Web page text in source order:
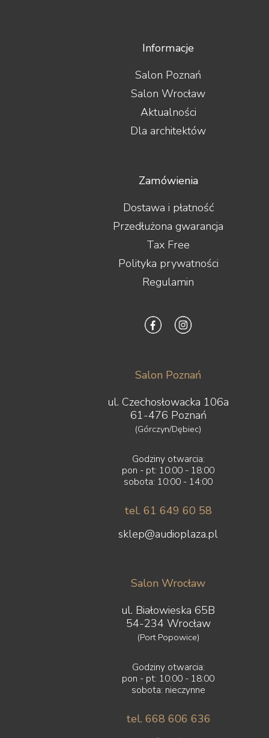
Informacje
Salon Poznań
Salon Wrocław
Aktualności
Dla architektów
Zamówienia
Dostawa i płatność
Przedłużona gwarancja
Tax Free
Polityka prywatności
Regulamin
Salon Poznań
ul. Czechosłowacka 106a
61-476 Poznań
(Górczyn/Dębiec)
Godziny otwarcia:
pon - pt: 10:00 - 18:00
sobota: 10:00 - 14:00
tel. 61 649 60 58
sklep@audioplaza.pl
Salon Wrocław
ul. Białowieska 65B
54-234 Wrocław
(Port Popowice)
Godziny otwarcia:
pon - pt: 10:00 - 18:00
sobota: nieczynne
tel. 668 606 636